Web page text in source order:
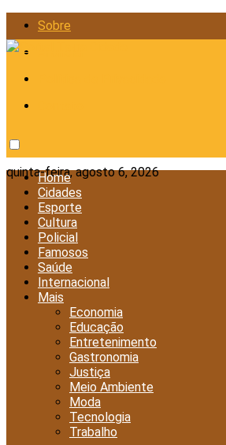
Sobre
quinta-feira, agosto 6, 2026
Home
Cidades
Esporte
Cultura
Policial
Famosos
Saúde
Internacional
Mais
Economia
Educação
Entretenimento
Gastronomia
Justiça
Meio Ambiente
Moda
Tecnologia
Trabalho